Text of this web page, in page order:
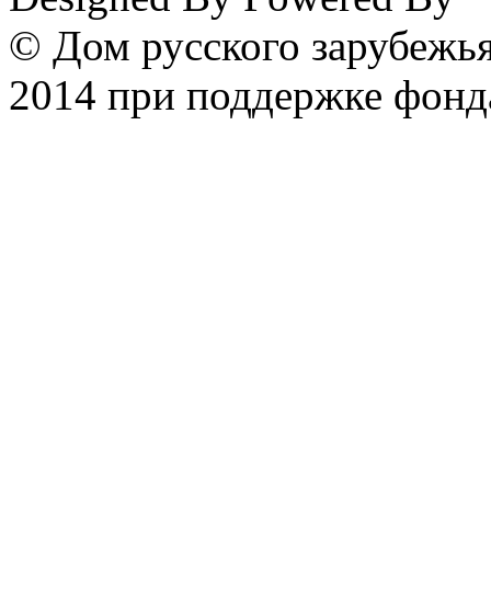
© Дом русского
2014 при поддержке